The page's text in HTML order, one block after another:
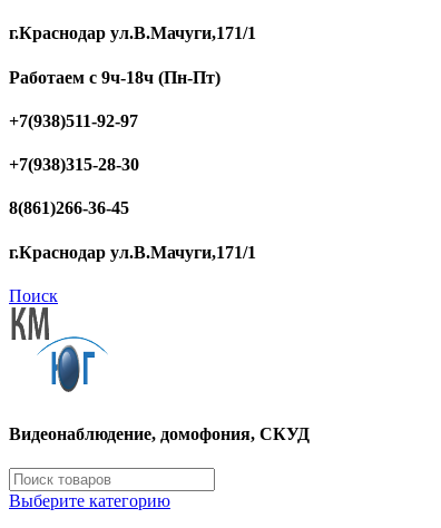
г.Краснодар ул.В.Мачуги,171/1
Работаем с 9ч-18ч (Пн-Пт)
+7(938)511-92-97
+7(938)315-28-30
8(861)266-36-45
г.Краснодар ул.В.Мачуги,171/1
Поиск
Видеонаблюдение, домофония, СКУД
Выберите категорию